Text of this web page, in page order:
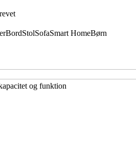
BordStolSofaSmart HomeBørn
og funktion